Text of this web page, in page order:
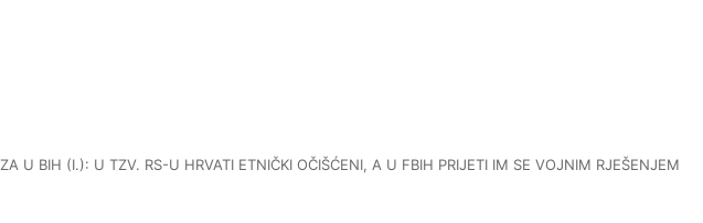
U BIH (I.): U TZV. RS-U HRVATI ETNIČKI OČIŠĆENI, A U FBIH PRIJETI IM SE VOJNIM RJEŠENJEM